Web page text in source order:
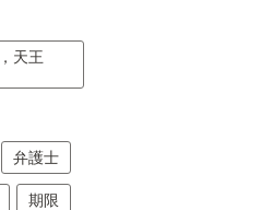
天王
弁護士
期限